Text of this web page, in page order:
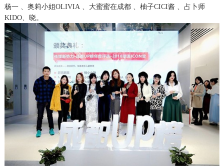
杨一
奥莉小姐 OLIVIA 大蜜蜜在成都 柚子CICI酱
占卜师
KIDO、 晓。